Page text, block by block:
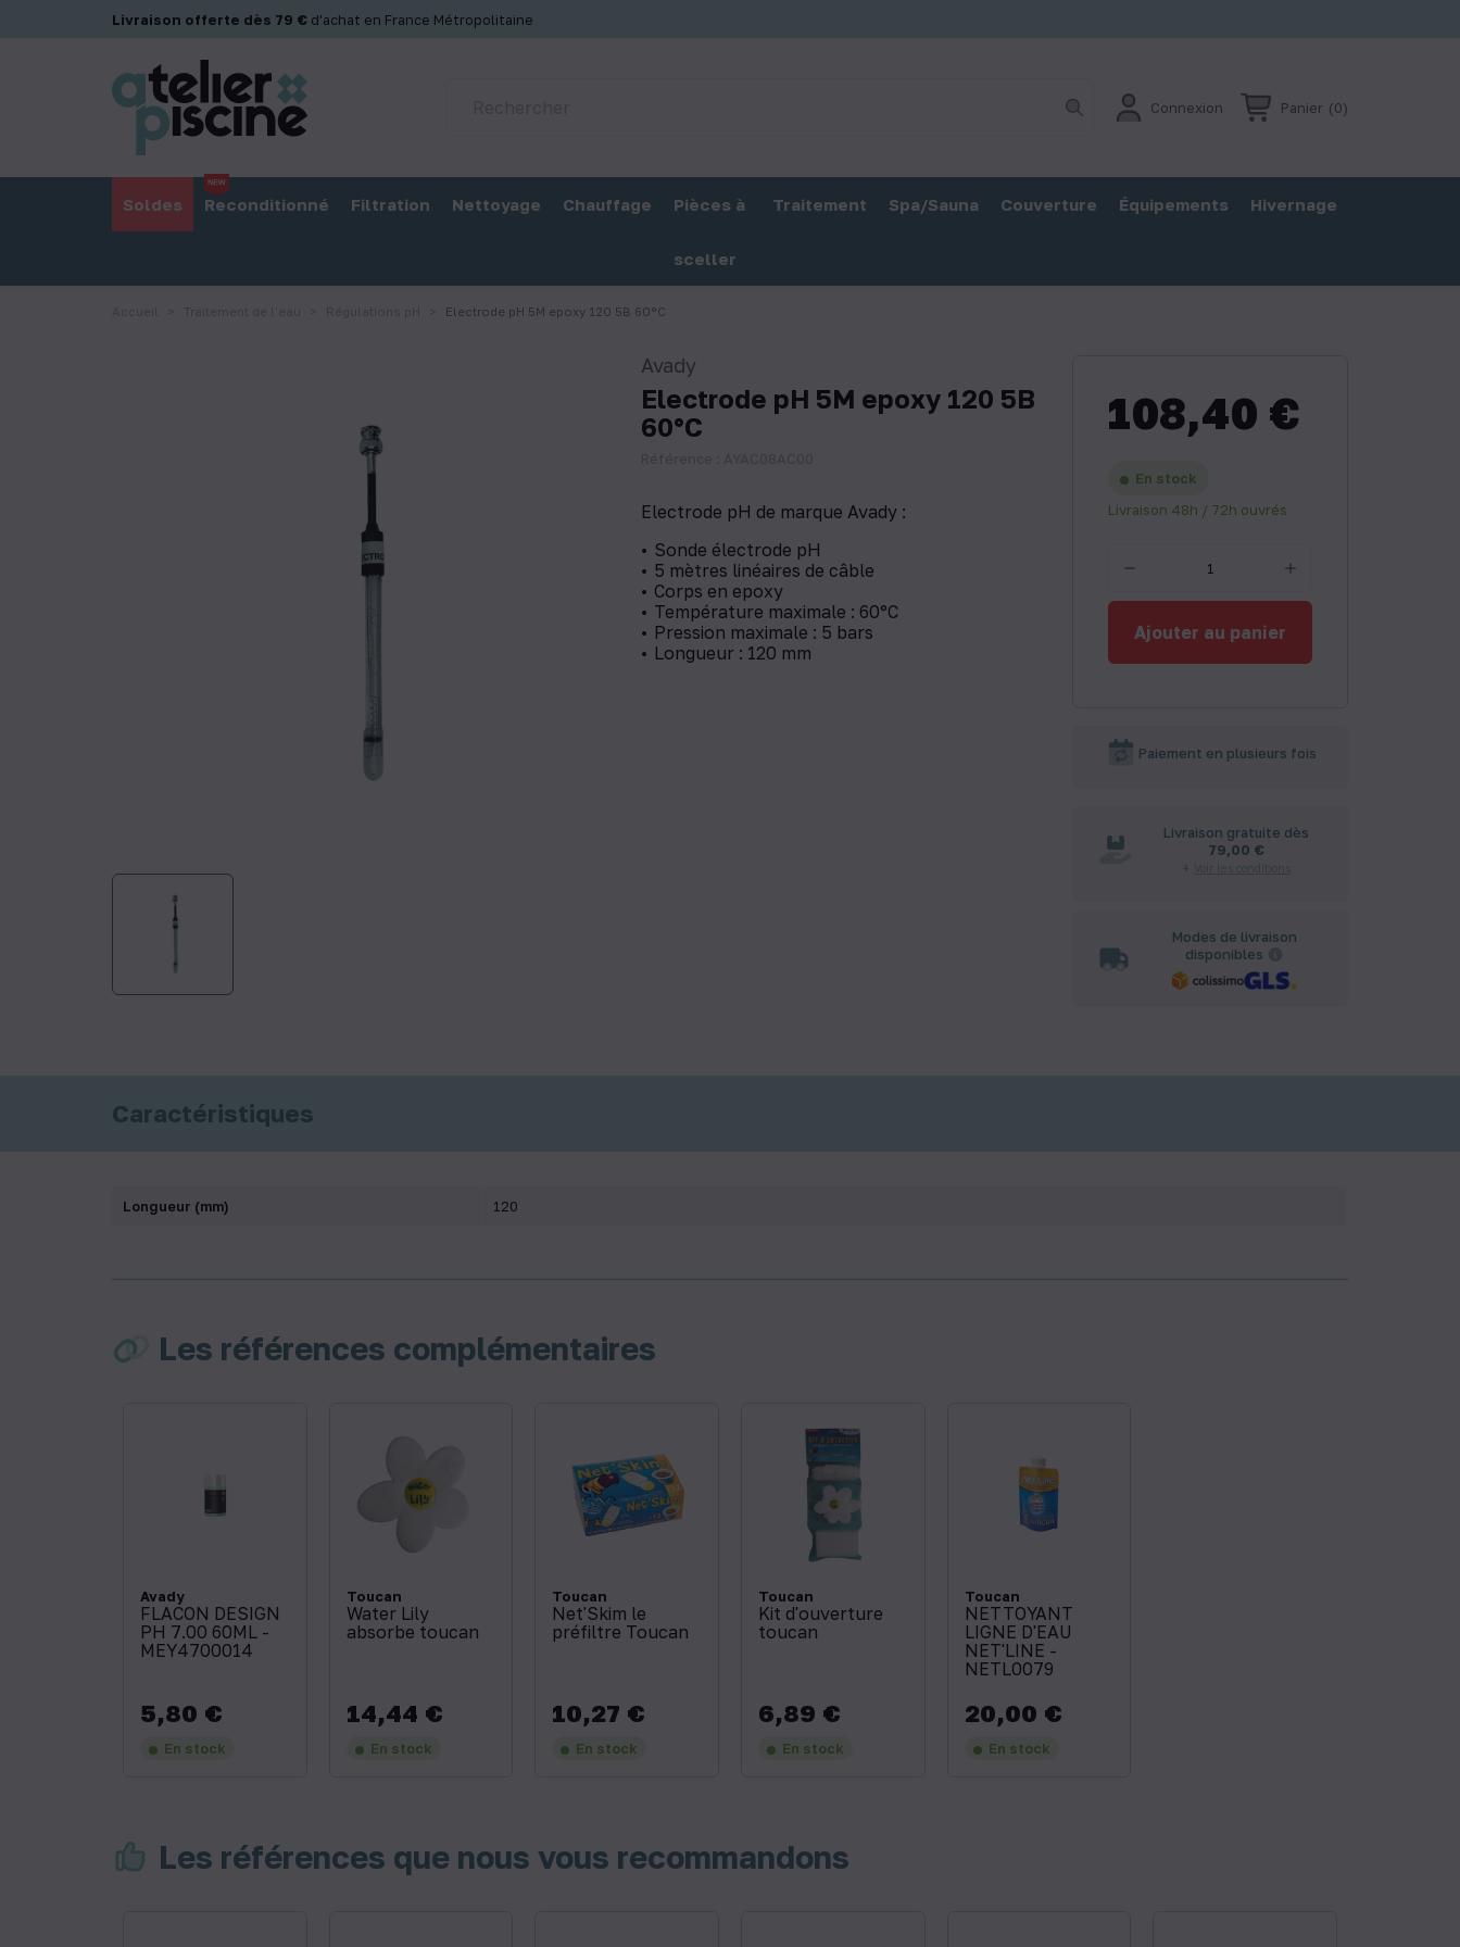
Livraison offerte dès 79 € d'achat en France Métropolitaine
Connexion Panier (0)
Soldes Reconditionné Filtration Nettoyage Chauffage Pièces à
sceller
Traitement Spa/Sauna Couverture Équipements Hivernage
Electrode pH 5M epoxy 120 5B 60°C
Avady
Electrode pH 5M epoxy 120 5B
60°C
Electrode pH de marque Avady :
Sonde électrode pH
5 mètres linéaires de câble
Corps en epoxy
Température maximale : 60°C
Pression maximale : 5 bars
Longueur : 120 mm
108,40 €
En stock
Livraison 48h / 72h ouvrés
Ajouter au panier
Paiement en plusieurs fois
Livraison gratuite dès
79,00 €
Modes de livraison
disponibles
Caractéristiques
Longueur (mm) 120
Les références complémentaires
Avady
FLACON DESIGN
PH 7.00 60ML -
MEY4700014
Prix
5,80 €
En stock
Toucan
Water Lily
absorbe toucan
Prix
14,44 €
En stock
Toucan
Net'Skim le
préfiltre Toucan
Prix
10,27 €
En stock
Toucan
Kit d'ouverture
toucan
Prix
6,89 €
En stock
Toucan
NETTOYANT
LIGNE D'EAU
NET'LINE -
NETL0079
Prix
20,00 €
En stock
Les références que nous vous recommandons